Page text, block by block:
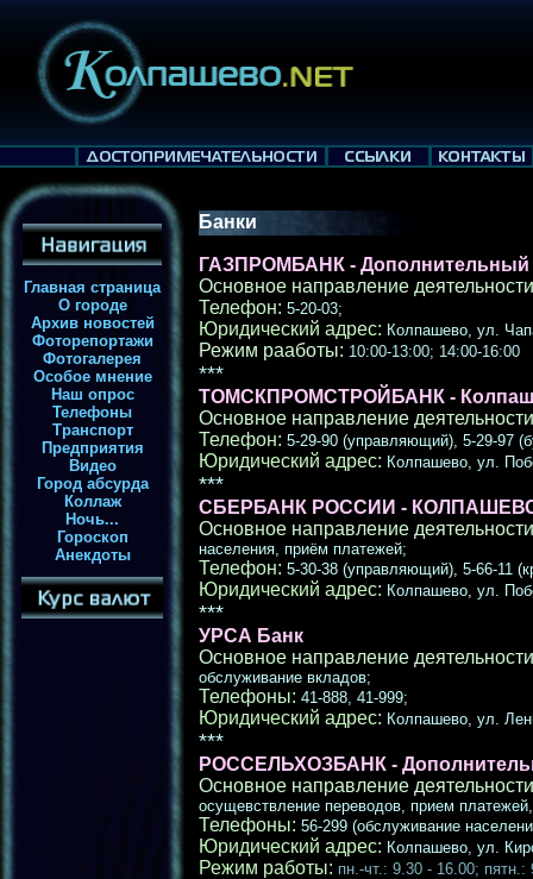
Главная страница
О городе
Архив новостей
Фоторепортажи
Фотогалерея
Особое мнение
Наш опрос
Телефоны
Транспорт
Предприятия
Видео
Город абсурда
Коллаж
Ночь...
Гороскоп
Анекдоты
Банки
ГАЗПРОМБАНК -
Основное направление
Телефон: 5-20-03;
Юридический адрес: Колпашево, ул.
Режим рааботы: 10:00-13:00; 14:00-16:00
***
ТОМСКПРОМСТРОЙБАНК -
Основное направление
Телефон: 5-29-90 (управляющий), 5-29-97
Юридический адрес: Колпашево, ул.
***
СБЕРБАНК РОССИИ -
Основное направление
населения, приём платежей;
Телефон: 5-30-38 (управляющий), 5-66-11
Юридический адрес: Колпашево, ул.
***
УРСА Банк
Основное направление
обслуживание вкладов;
Телефоны: 41-888, 41-999;
Юридический адрес: Колпашево, ул.
***
РОССЕЛЬХОЗБАНК -
Основное направление
осущевствление переводов, прием
Телефоны: 56-299 (обслуживание
Юридический адрес: Колпашево, ул.
Режим работы: пн.-чт.: 9.30 - 16.00;